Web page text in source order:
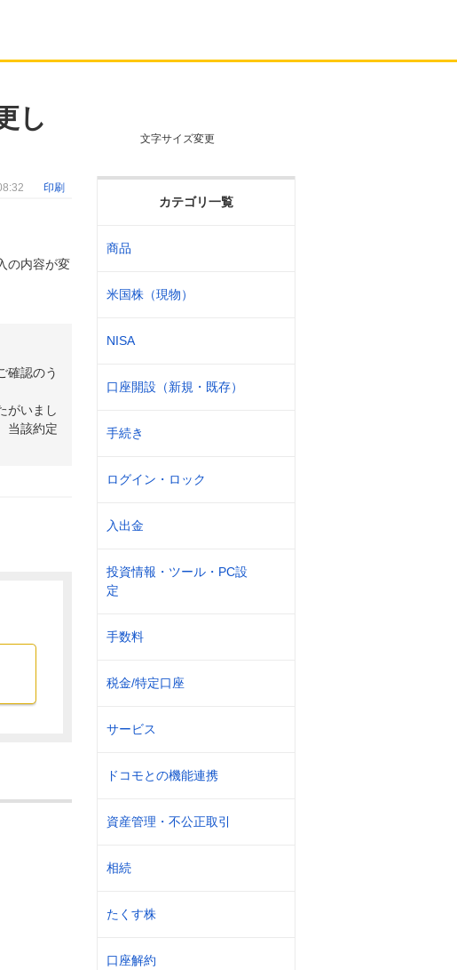
し
文字サイズ変更
カテゴリ一覧
商品
米国株（現物）
NISA
口座開設（新規・既存）
手続き
ログイン・ロック
入出金
投資情報・ツール・PC設
定
手数料
税金/特定口座
サービス
ドコモとの機能連携
資産管理・不公正取引
相続
たくす株
口座解約
印刷
の内容が変
確認のう
がいまし
当該約定